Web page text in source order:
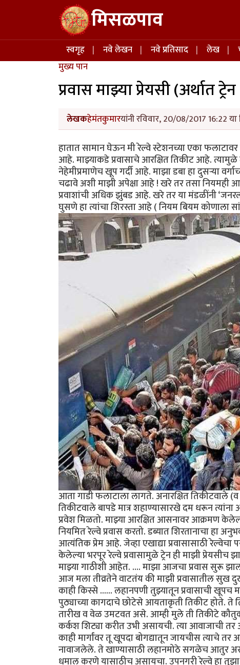
Skip to main content मिसळपाव
Main navigation
स्वगृह नवे लेखन नवे प्रतिसाद लेख
मुख्य पान
प्रवास माझ्या प्रेयसी (अर्थात
लेखकहेमंतकुमारयांनी रविवार, 20/08/2017 16:22
हातात सामान घेऊन मी रेल्वे स्टेशनच्या एका
आहे. माझ्याकडे प्रवासाचे आरक्षित तिकीट आहे.
नेहेमीप्रमाणेच खूप गर्दी आहे. माझा डबा हा दुसऱ्या
चढावे अशी माझी अपेक्षा आहे ! खरे तर तसा नियमही
प्रवाशांची अधिक झुंबड आहे. खरे तर या मंडळींनी
घुसणे हा त्यांचा शिरस्ता आहे ( नियम बियम कोणाला
आता गाडी फलाटाला लागते. अनारक्षित तिकीटवाले
तिकीटवाले बापडे मात्र शहाण्यासारखे दम धरून
प्रवेश मिळतो. माझ्या आरक्षित आसनावर आक्रमण
नियमित रेल्वे प्रवास करतो. डब्यात शिरतानाचा हा
आत्यंतिक प्रेम आहे. जेव्हा एखाद्या प्रवासासाठी रेल्वेचा
केलेल्या भरपूर रेल्वे प्रवासामुळे ट्रेन ही माझी
माझ्या गाठीशी आहेत. .... माझा आजचा प्रवास सुरू
आज मला तीव्रतेने वाटतंय की माझी प्रवासातील सुख
काही किस्से ...... लहानपणी तुझ्यातून प्रवासाची
पुठ्याच्या कागदाचे छोटेसे आयताकृती तिकीट होते. ते
तारीख व वेळ उमटवत असे. आम्ही मुले ती तिकीटे
कर्कश शिट्या करीत उभी असायची. त्या आवाजाची
काही मार्गांवर तू खूपदा बोगद्यातून जायचीस त्याचे
नावाजलेले. ते खाण्यासाठी लहानमोठे सगळेच आतुर
धमाल करणे यासाठीच असायचा. उपनगरी रेल्वे हा